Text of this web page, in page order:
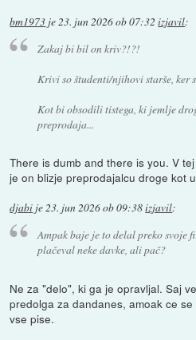
bm1973 je23. jun 2026 ob 07:32 izjavil:
Zakaj bi bil on kriv?!?!
Krivi so študenti/njihovi starše, ker
Kot bi obsodili tistega, ki jemlje
preprodaja...
There is dumb and there is you. V
je on blizje preprodajalcu droge kot
djabi je23. jun 2026 ob 09:38izjavil:
Ampak baje je to delal preko svoje
plačeval neke davke, ali pač?
Ne za "delo", ki ga je opravljal. Saj
predolga za dandanes, amoak ce
vse pise.